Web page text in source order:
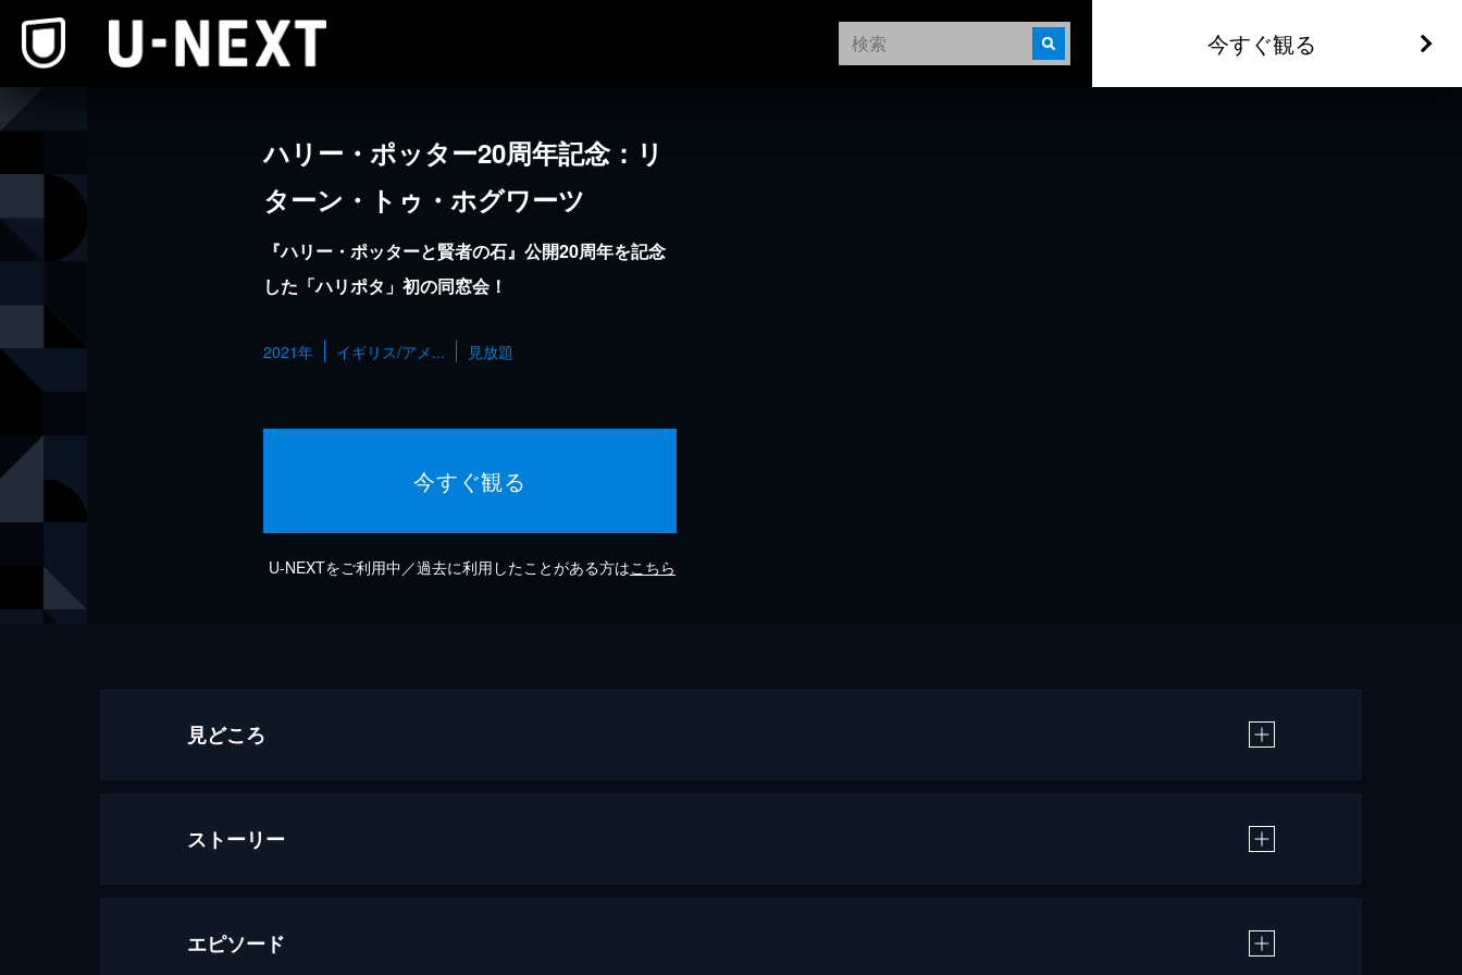
今すぐ観る
ハリー・ポッター20周年記念：リ
ターン・トゥ・ホグワーツ
『ハリー・ポッターと賢者の石』公開20周年を記念
した「ハリポタ」初の同窓会！
2021年 イギリス/アメ... 見放題
今すぐ観る
U-NEXTをご利用中／過去に利用したことがある方はこちら
見どころ
ストーリー
エピソード